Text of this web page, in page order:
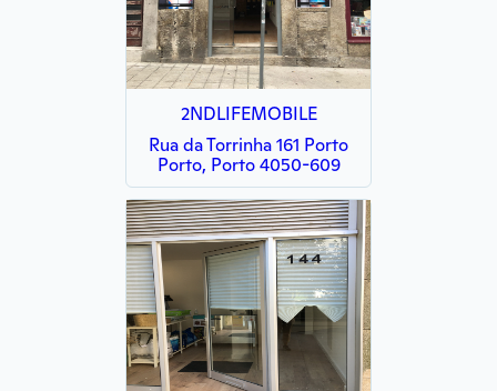
2NDLIFEMOBILE
Rua da Torrinha 161 Porto
Porto, Porto 4050-609